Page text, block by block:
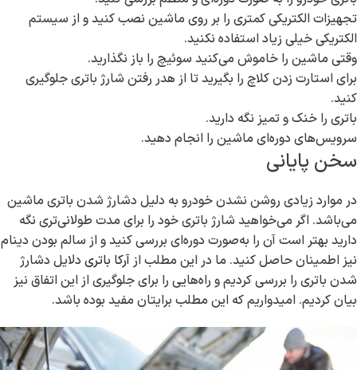
تجهیزات الکتریکی کمتری را بر روی ماشین نصب کنید و از سیستم
الکتریکی خیلی زیاد استفاده نکنید.
وقتی ماشین را خاموش می‌کنید سوئیچ را باز نگذارید.
برای استارت زدن کلاچ را بگیرید تا از هدر رفتن شارژ باتری جلوگیری
کنید.
باتری را خنک و تمیز نگه دارید.
سرویس‌های دوره‌ای ماشین را انجام دهید.
سخن پایانی
در موارد زیادی روشن نشدن خودرو به دلیل دشارژ شدن باتری ماشین
می‌باشد. اگر می‌خواهید شارژ باتری خود را برای مدت طولانی‌تری نگه
دارید بهتر است آن را به‌صورت دوره‌ای بررسی کنید و از سالم بودن دینام
نیز اطمینان حاصل کنید. ما در این مطلب از آرکا باتری دلایل دشارژ
شدن باتری را بررسی کردیم و راه‌هایی را برای جلوگیری از این اتفاق نیز
بیان کردیم. امیدواریم که این مطلب برایتان مفید بوده باشد.